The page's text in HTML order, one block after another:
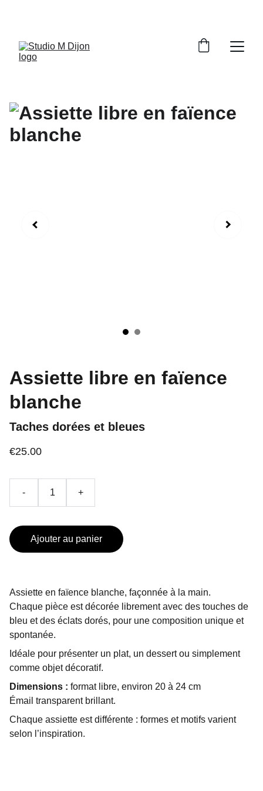
Assiette libre en faïence
blanche
Taches dorées et bleues
€25.00
- +
Ajouter au panier
Assiette en faïence blanche, façonnée à la main.
Chaque pièce est décorée librement avec des touches de
bleu et des éclats dorés, pour une composition unique et
spontanée.
Idéale pour présenter un plat, un dessert ou simplement
comme objet décoratif.
Dimensions : format libre, environ 20 à 24 cm
Émail transparent brillant.
Chaque assiette est différente : formes et motifs varient
selon l’inspiration.